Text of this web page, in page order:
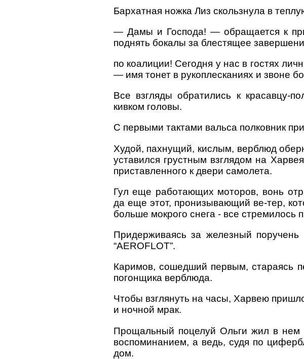
Бархатная ножка Лиз скользнула в
— Дамы и Господа! — обращается к
поднять бокалы за блестящее
по коалиции! Сегодня у нас в гостях
— имя тонет в рукоплесканиях и звоне
Все взгляды обратились к красавцу-
кивком головы.
С первыми тактами вальса полковник
Худой, пахнущий, кислым, верблюд
уставился грустным взглядом на
приставленного к двери самолета.
Гул еще работающих моторов, вонь
да еще этот, пронизывающий ве-тер,
больше мокрого снега - все стремилось
Придерживаясь за железный
“AEROFLOT”.
Каримов, сошедший первым, стараясь
погонщика верблюда.
Чтобы взглянуть на часы, Харвею
и ночной мрак.
Прощальный поцелуй Ольги жил в нем
воспоминанием, а ведь, судя по
дом.